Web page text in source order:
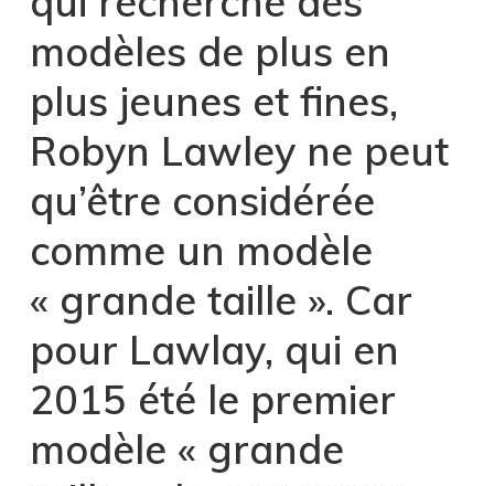
modèles de plus en
plus jeunes et fines,
Robyn Lawley ne peut
qu’être considérée
comme un modèle
« grande taille ». Car
pour Lawlay, qui en
2015 été le premier
modèle « grande